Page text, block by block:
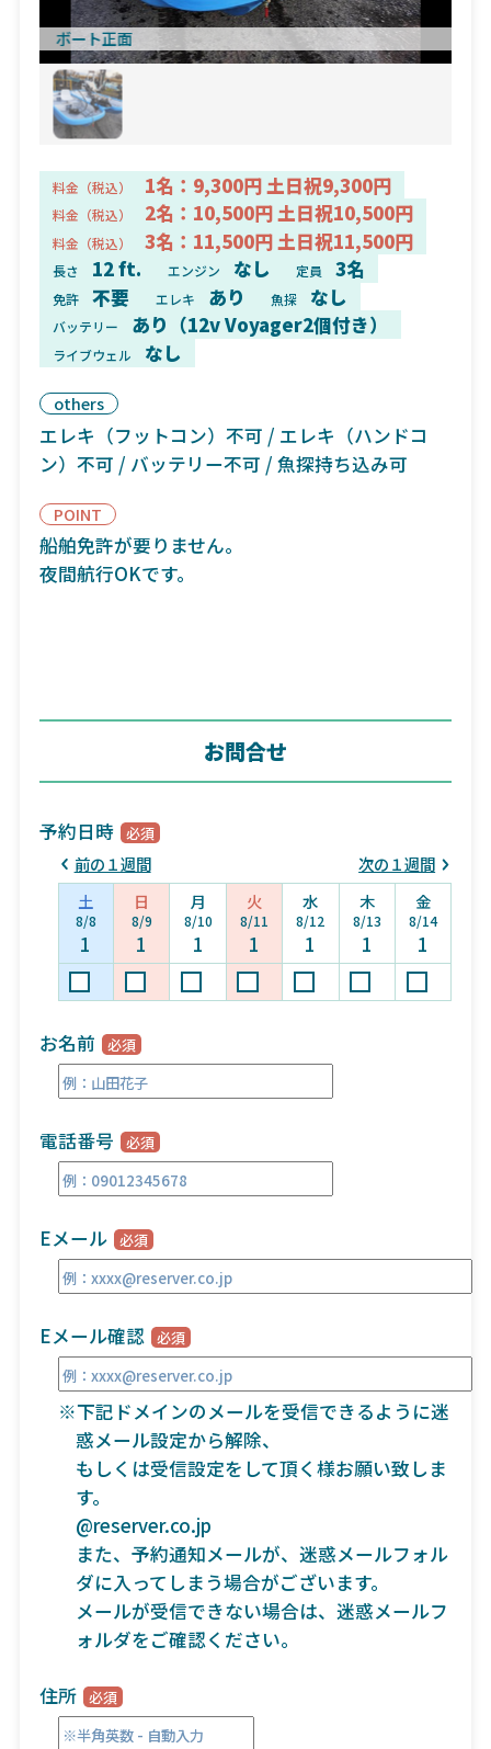
ボート正面
料金（税込） 1名：9,300円 土日祝9,300円
料金（税込） 2名：10,500円 土日祝10,500円
料金（税込） 3名：11,500円 土日祝11,500円
長さ 12 ft. エンジン なし 定員 3名
免許 不要 エレキ あり 魚探 なし
バッテリー あり（12v Voyager2個付き）
ライブウェル なし
others
エレキ（フットコン）不可 / エレキ（ハンドコ
ン）不可 / バッテリー不可 / 魚探持ち込み可
POINT
船舶免許が要りません。
夜間航行OKです。
お問合せ
予約日時
前の１週間
次の１週間
土
8/8
1
日
8/9
1
月
8/10
1
火
8/11
1
水
8/12
1
木
8/13
1
金
8/14
1
お名前
電話番号
Eメール
Eメール確認
※下記ドメインのメールを受信できるように迷
惑メール設定から解除、
もしくは受信設定をして頂く様お願い致しま
す。
@reserver.co.jp
また、予約通知メールが、迷惑メールフォル
ダに入ってしまう場合がございます。
メールが受信できない場合は、迷惑メールフ
ォルダをご確認ください。
住所